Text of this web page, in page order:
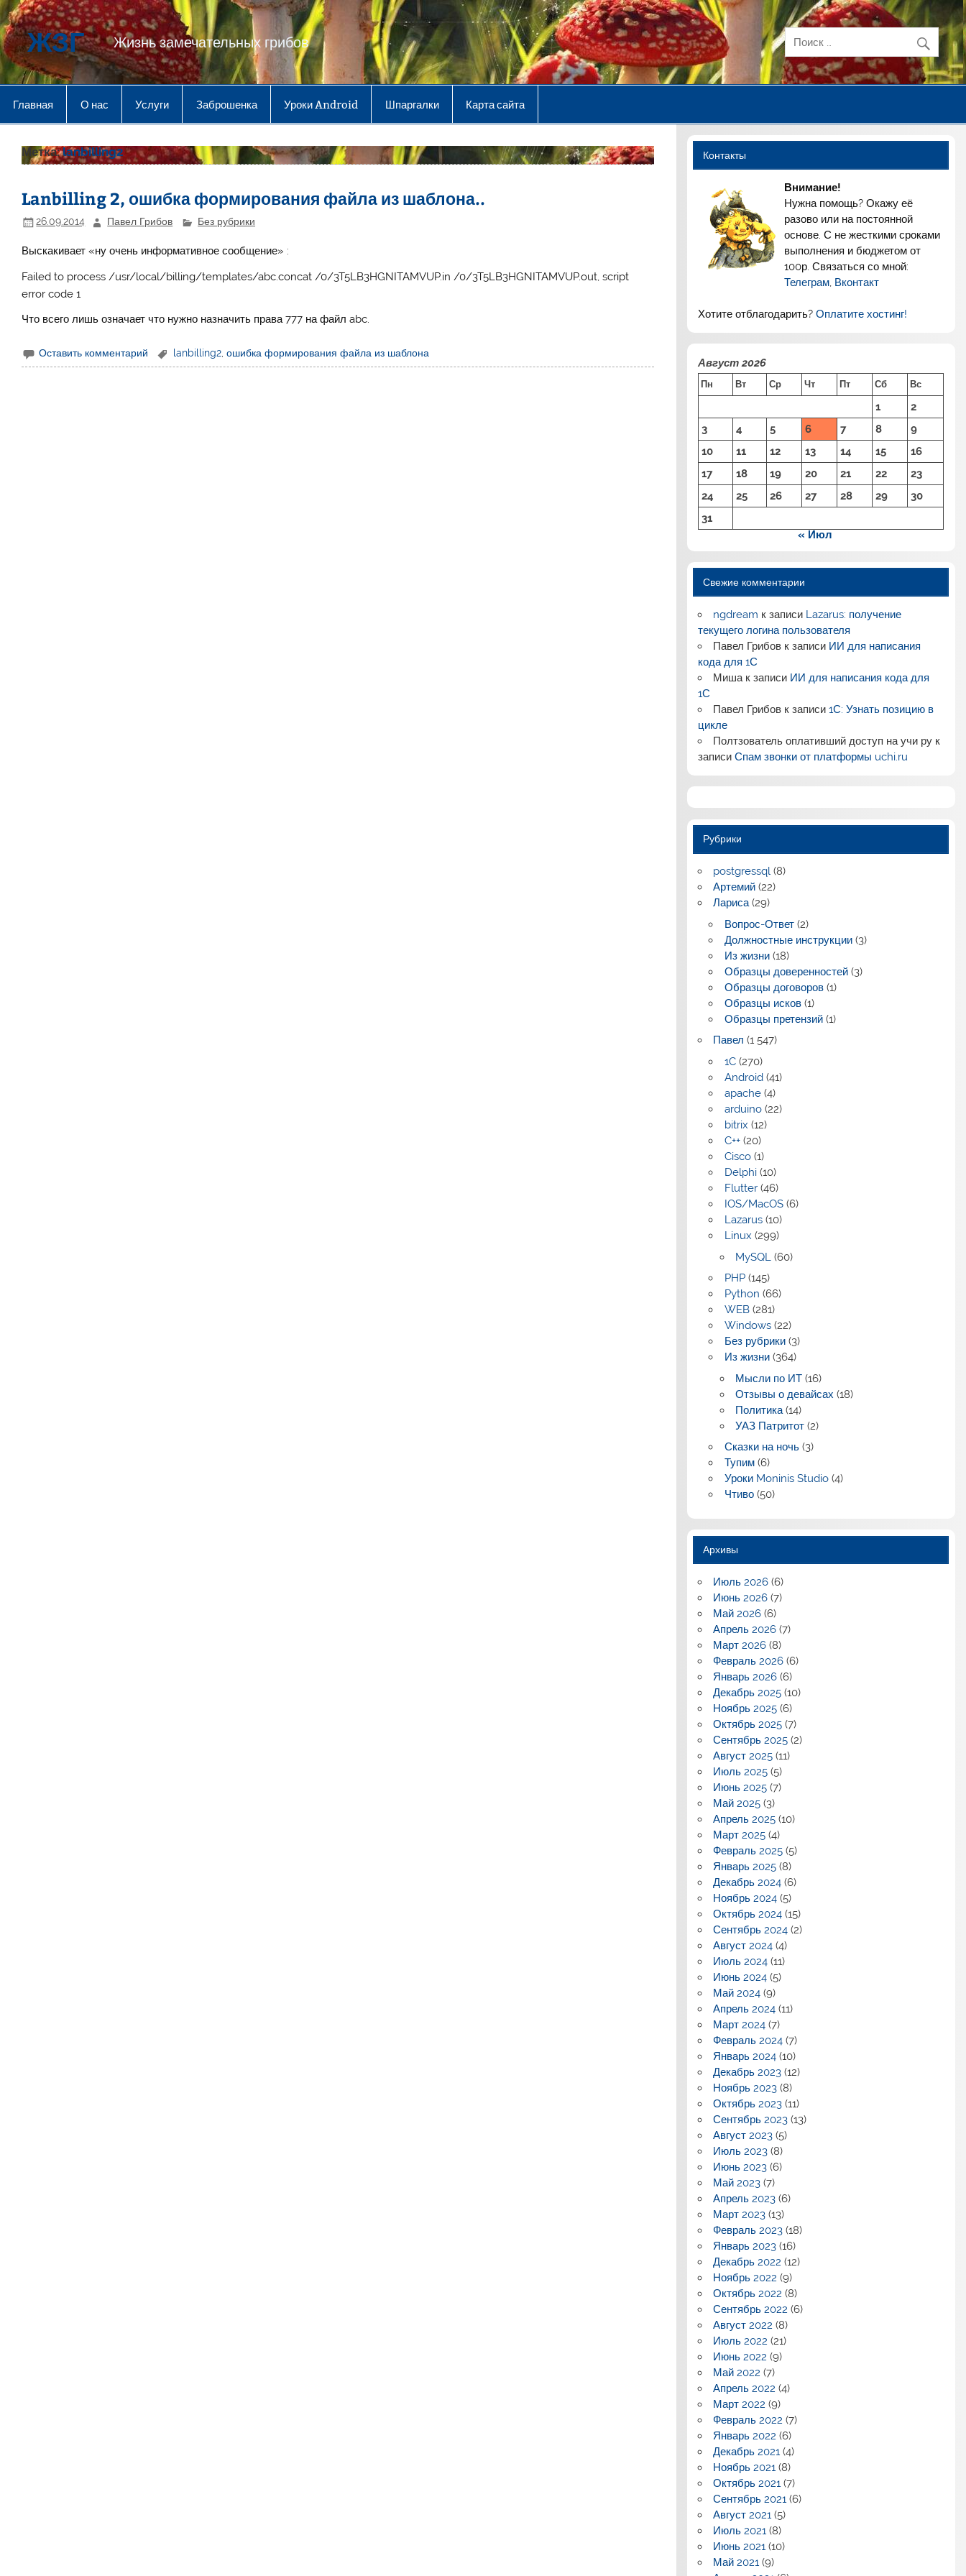
Перейти
к
содержимому
ЖЗГ Жизнь замечательных грибов
Главная О нас Услуги Заброшенка Уроки Android Шпаргалки Карта сайта
Метка:lanbilling2
Lanbilling 2, ошибка формирования файла из шаблона..
26.09.2014 Павел Грибов Без рубрики
Выскакивает «ну очень информативное сообщение» :
Failed to process /usr/local/billing/templates/abc.concat /0/3T5LB3HGNITAMVUP.in /0/3T5LB3HGNITAMVUP.out, script
error code 1
Что всего лишь означает что нужно назначить права 777 на файл abc.
Оставить комментарий lanbilling2 ,ошибка формирования файла из шаблона
Контакты
Внимание!
Нужна помощь? Окажу её
разово или на постоянной
основе. С не жесткими сроками
выполнения и бюджетом от
100р. Связаться со мной:
Телеграм Вконтакт
Хотите отблагодарить?Оплатите хостинг!
Август 2026
Пн Вт Ср Чт Пт Сб Вс
1
2
3
4 5 6 7 8
9
10
11 12 13 14 15
16
17
18 19 20 21 22
23
24
25 26 27 28 29
30
31
« Июл
Свежие комментарии
ngdream к записи Lazarus: получение
текущего логина пользователя
Павел Грибов к записи ИИ для написания
кода для 1С
Мишак записи ИИ для написания кода для
1С
Павел Грибов к записи1С: Узнать позицию в
цикле
Полтзователь оплативший доступ на учи ру к
записиСпам звонки от платформы uchi.ru
Рубрики
postgressql (8)
Артемий (22)
Лариса(29)
Вопрос-Ответ(2)
Должностные инструкции(3)
Из жизни(18)
Образцы доверенностей(3)
Образцы договоров(1)
Образцы исков(1)
Образцы претензий(1)
Павел (1 547)
1C(270)
Android(41)
apache(4)
arduino(22)
bitrix (12)
C++(20)
Cisco(1)
Delphi(10)
Flutter(46)
IOS/MacOS(6)
Lazarus(10)
Linux (299)
MySQL(60)
PHP(145)
Python (66)
WEB(281)
Windows(22)
Без рубрики(3)
Из жизни(364)
Мысли по ИТ(16)
Отзывы о девайсах (18)
Политика(14)
УАЗ Патритот(2)
Сказки на ночь(3)
Тупим(6)
Уроки Moninis Studio(4)
Чтиво(50)
Архивы
Июль 2026 (6)
Июнь 2026 (7)
Май 2026 (6)
Апрель 2026 (7)
Март 2026 (8)
Февраль 2026 (6)
Январь 2026 (6)
Декабрь 2025 (10)
Ноябрь 2025 (6)
Октябрь 2025 (7)
Сентябрь 2025 (2)
Август 2025 (11)
Июль 2025 (5)
Июнь 2025 (7)
Май 2025 (3)
Апрель 2025 (10)
Март 2025 (4)
Февраль 2025 (5)
Январь 2025 (8)
Декабрь 2024 (6)
Ноябрь 2024 (5)
Октябрь 2024 (15)
Сентябрь 2024 (2)
Август 2024 (4)
Июль 2024 (11)
Июнь 2024 (5)
Май 2024 (9)
Апрель 2024 (11)
Март 2024 (7)
Февраль 2024 (7)
Январь 2024 (10)
Декабрь 2023 (12)
Ноябрь 2023 (8)
Октябрь 2023 (11)
Сентябрь 2023 (13)
Август 2023 (5)
Июль 2023 (8)
Июнь 2023 (6)
Май 2023 (7)
Апрель 2023 (6)
Март 2023 (13)
Февраль 2023 (18)
Январь 2023 (16)
Декабрь 2022 (12)
Ноябрь 2022 (9)
Октябрь 2022 (8)
Сентябрь 2022 (6)
Август 2022 (8)
Июль 2022 (21)
Июнь 2022 (9)
Май 2022 (7)
Апрель 2022 (4)
Март 2022 (9)
Февраль 2022 (7)
Январь 2022 (6)
Декабрь 2021 (4)
Ноябрь 2021 (8)
Октябрь 2021 (7)
Сентябрь 2021 (6)
Август 2021 (5)
Июль 2021 (8)
Июнь 2021 (10)
Май 2021 (9)